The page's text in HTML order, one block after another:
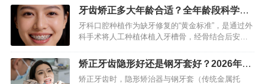
成年人关心地包天矫正的最佳年龄与费用，其实二
者紧密相关——年龄不同，…
牙齿矫正多大年龄合适？全年龄段科学指
南（2026版）
牙科口腔种植作为缺牙修复的“黄金标准”，是通过外
科手术将人工种植体植入牙槽骨，经骨结合后安装
较于传统镶牙方式，它凭借稳固性强、美观自然、
不损伤邻牙等优势，成…
矫正牙齿隐形好还是钢牙套好？2026年精
准对比指南
矫正牙齿时，隐形矫治器与钢牙套（传统金属托